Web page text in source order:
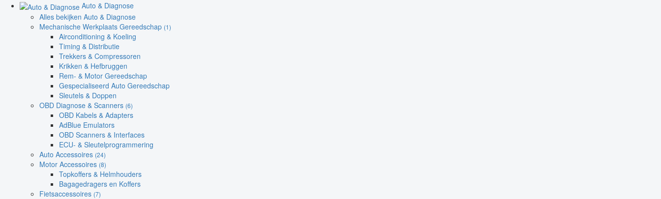
Auto & Diagnose
Alles bekijken Auto & Diagnose
Mechanische Werkplaats Gereedschap (1)
Airconditioning & Koeling
Timing & Distributie
Trekkers & Compressoren
Krikken & Hefbruggen
Rem- & Motor Gereedschap
Gespecialiseerd Auto Gereedschap
Sleutels & Doppen
OBD Diagnose & Scanners (6)
OBD Kabels & Adapters
AdBlue Emulators
OBD Scanners & Interfaces
ECU- & Sleutelprogrammering
Auto Accessoires (24)
Motor Accessoires (8)
Topkoffers & Helmhouders
Bagagedragers en Koffers
Fietsaccessoires (7)